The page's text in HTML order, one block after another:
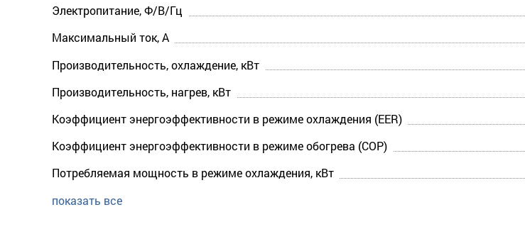
Электропитание, Ф/В/Гц
Максимальный ток, А
Производительность, охлаждение, кВт
Производительность, нагрев, кВт
Коэффициент энергоэффективности в режиме охлаждения (EER)
Коэффициент энергоэффективности в режиме обогрева (COP)
Потребляемая мощность в режиме охлаждения, кВт
показать все